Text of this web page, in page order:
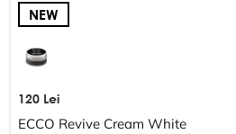
NEW
120 Lei
ECCO Revive Cream White